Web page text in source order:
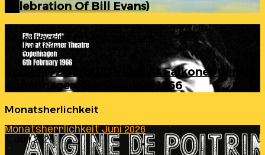
Celebration Of Bill Evans)
ELLA FITZGERALD – Live At Falkoner Centre
Copenhagen 6th February 1966
23. Juli 2026
ELLA FITZGERALD – Live At Falkoner Centre
Copenhagen 6th February 1966
Monatsherlichkeit
Monatsherrlichkeit Juni 2026
1. Juli 2026